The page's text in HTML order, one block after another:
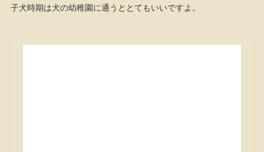
子犬時期は犬の幼稚園に通うととてもいいですよ。